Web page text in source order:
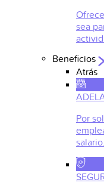
sea
Beneficios
Atrás
Por
salario.